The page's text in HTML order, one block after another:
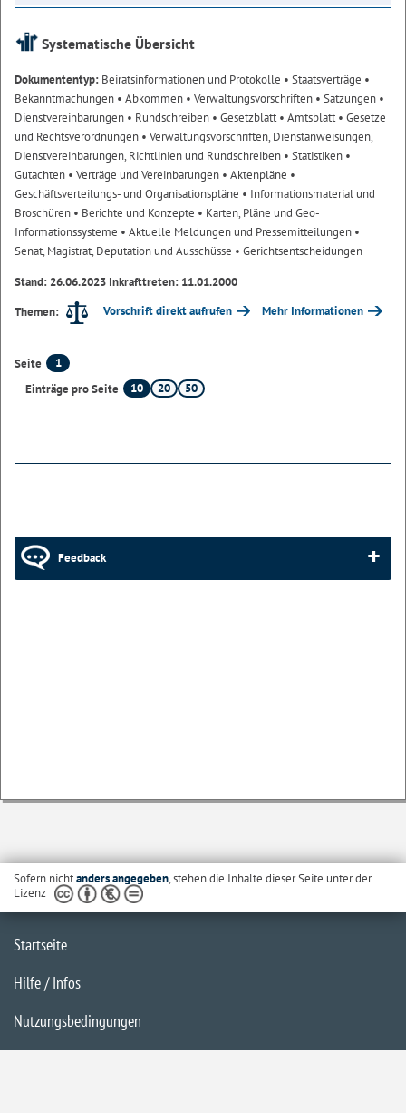
Systematische Übersicht
Dokumententyp: Beiratsinformationen und Protokolle • Staatsverträge •
Bekanntmachungen • Abkommen • Verwaltungsvorschriften • Satzungen •
Dienstvereinbarungen • Rundschreiben • Gesetzblatt• Amtsblatt• Gesetze
und Rechtsverordnungen • Verwaltungsvorschriften, Dienstanweisungen,
Dienstvereinbarungen, Richtlinien und Rundschreiben • Statistiken •
Gutachten • Verträge und Vereinbarungen • Aktenpläne •
Geschäftsverteilungs- und Organisationspläne • Informationsmaterial und
Broschüren • Berichte und Konzepte • Karten, Pläne und Geo-
Informationssysteme • Aktuelle Meldungen und Pressemitteilungen •
Senat, Magistrat, Deputation und Ausschüsse • Gerichtsentscheidungen
Stand: 26.06.2023 Inkrafttreten: 11.01.2000
Themen:
Vorschrift direkt aufrufen Mehr Informationen
Seite
1
Einträge pro Seite
10 20 50
Feedback
Sofern nichtanders angegeben, stehen die Inhalte dieser Seite unter der
Lizenz
Startseite
Hilfe / Infos
Nutzungsbedingungen